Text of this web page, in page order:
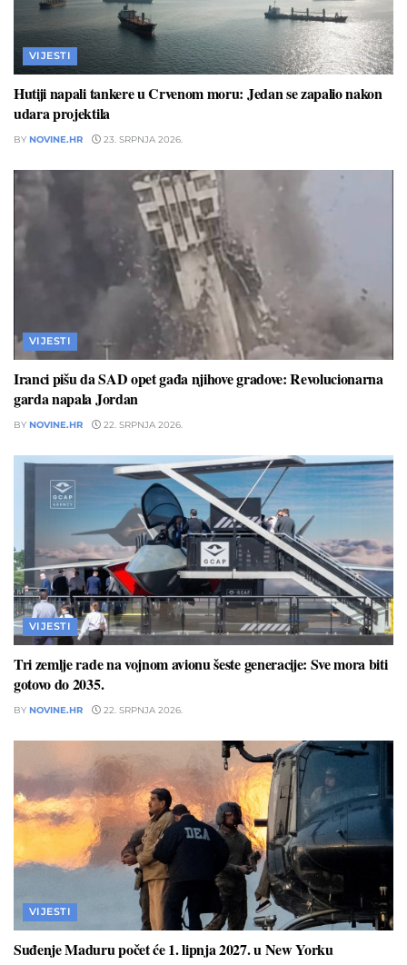
VIJESTI
Hutiji napali tankere u Crvenom moru: Jedan se zapalio nakon
udara projektila
BY NOVINE.HR 23. SRPNJA 2026.
VIJESTI
Iranci pišu da SAD opet gađa njihove gradove: Revolucionarna
garda napala Jordan
BY NOVINE.HR 22. SRPNJA 2026.
VIJESTI
Tri zemlje rade na vojnom avionu šeste generacije: Sve mora biti
gotovo do 2035.
BY NOVINE.HR 22. SRPNJA 2026.
VIJESTI
Suđenje Maduru počet će 1. lipnja 2027. u New Yorku